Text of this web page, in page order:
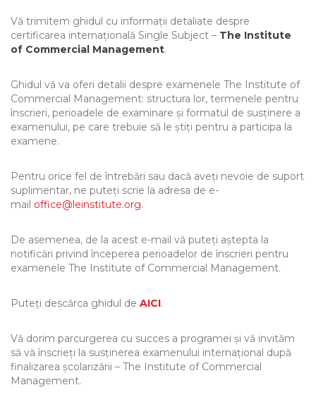
Vă trimitem ghidul cu informații detaliate despre
certificarea internațională Single Subject – The Institute
of Commercial Management.
Ghidul vă va oferi detalii despre examenele The Institute of
Commercial Management: structura lor, termenele pentru
înscrieri, perioadele de examinare și formatul de susținere a
examenului, pe care trebuie să le știți pentru a participa la
examene.
Pentru orice fel de întrebări sau dacă aveți nevoie de suport
suplimentar, ne puteți scrie la adresa de e-
mail office@leinstitute.org.
De asemenea, de la acest e-mail vă puteți aștepta la
notificări privind începerea perioadelor de înscrieri pentru
examenele The Institute of Commercial Management.
Puteți descărca ghidul de AICI.
Vă dorim parcurgerea cu succes a programei și vă invităm
să vă înscrieți la susținerea examenului internațional după
finalizarea școlarizării – The Institute of Commercial
Management.